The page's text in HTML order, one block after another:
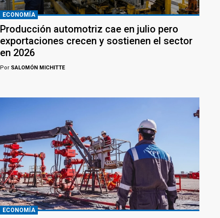
ECONOMÍA
Producción automotriz cae en julio pero
exportaciones crecen y sostienen el sector
en 2026
Por SALOMÓN MICHITTE
ECONOMÍA